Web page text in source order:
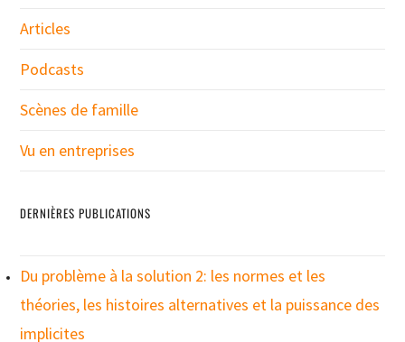
Articles
Podcasts
Scènes de famille
Vu en entreprises
DERNIÈRES PUBLICATIONS
Du problème à la solution 2: les normes et les
théories, les histoires alternatives et la puissance des
implicites